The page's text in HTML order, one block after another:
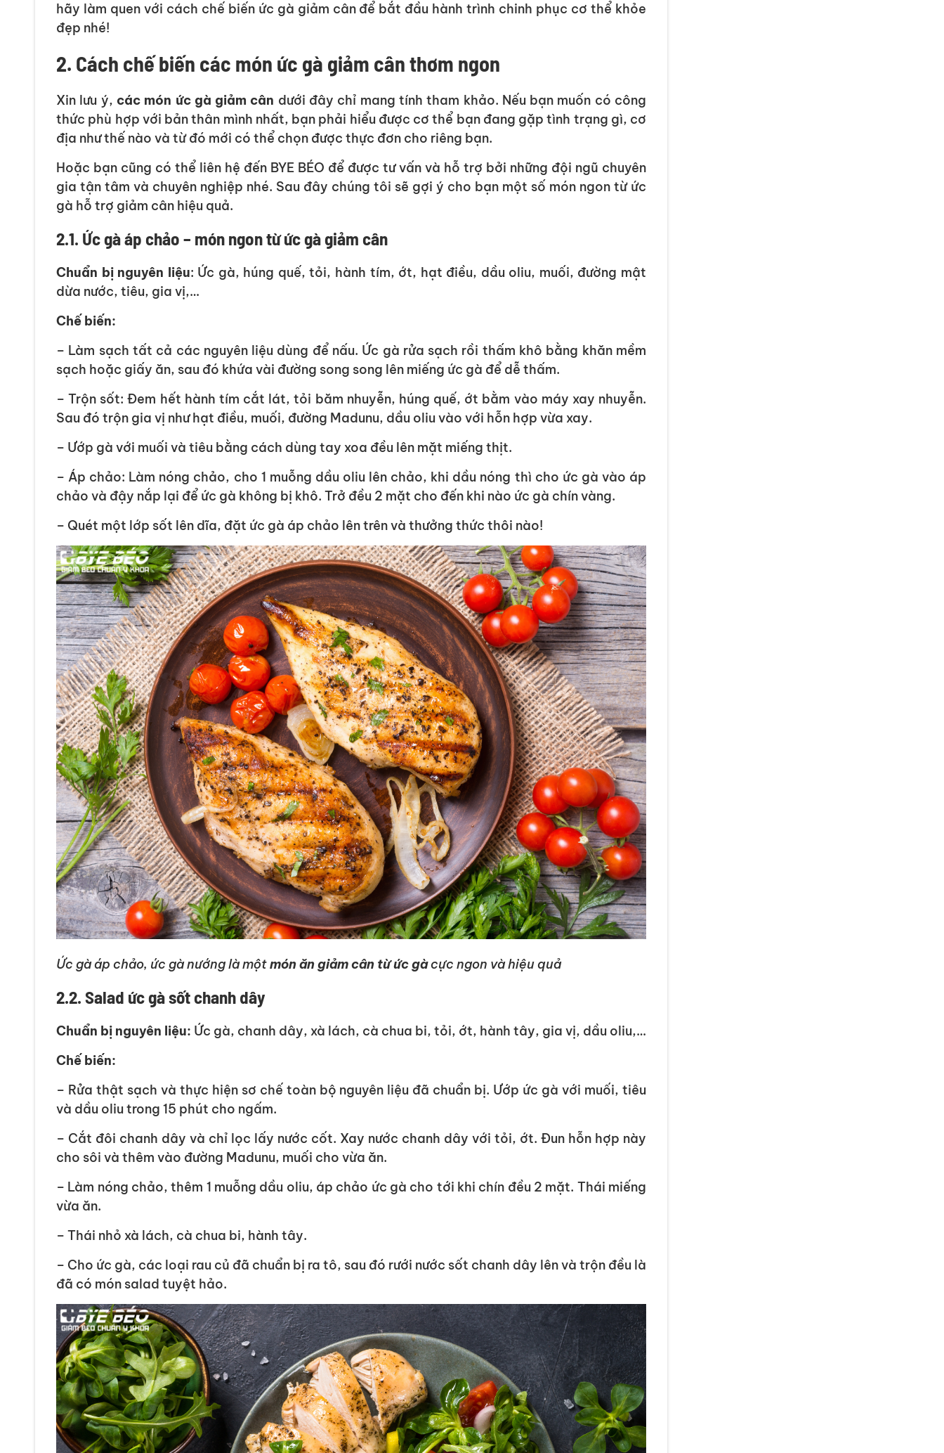
hãy làm quen với cách chế biến ức gà giảm cân để bắt đầu hành trình chinh phục cơ thể khỏe
đẹp nhé!
2. Cách chế biến các món ức gà giảm cân thơm ngon
Xin lưu ý, các món ức gà giảm cân dưới đây chỉ mang tính tham khảo. Nếu bạn muốn có công
thức phù hợp với bản thân mình nhất, bạn phải hiểu được cơ thể bạn đang gặp tình trạng gì, cơ
địa như thế nào và từ đó mới có thể chọn được thực đơn cho riêng bạn.
Hoặc bạn cũng có thể liên hệ đến BYE BÉO để được tư vấn và hỗ trợ bởi những đội ngũ chuyên
gia tận tâm và chuyên nghiệp nhé. Sau đây chúng tôi sẽ gợi ý cho bạn một số món ngon từ ức
gà hỗ trợ giảm cân hiệu quả.
2.1. Ức gà áp chảo – món ngon từ ức gà giảm cân
Chuẩn bị nguyên liệu: Ức gà, húng quế, tỏi, hành tím, ớt, hạt điều, dầu oliu, muối, đường mật
dừa nước, tiêu, gia vị,…
Chế biến:
– Làm sạch tất cả các nguyên liệu dùng để nấu. Ức gà rửa sạch rồi thấm khô bằng khăn mềm
sạch hoặc giấy ăn, sau đó khứa vài đường song song lên miếng ức gà để dễ thấm.
– Trộn sốt: Đem hết hành tím cắt lát, tỏi băm nhuyễn, húng quế, ớt bằm vào máy xay nhuyễn.
Sau đó trộn gia vị như hạt điều, muối, đường Madunu, dầu oliu vào với hỗn hợp vừa xay.
– Ướp gà với muối và tiêu bằng cách dùng tay xoa đều lên mặt miếng thịt.
– Áp chảo: Làm nóng chảo, cho 1 muỗng dầu oliu lên chảo, khi dầu nóng thì cho ức gà vào áp
chảo và đậy nắp lại để ức gà không bị khô. Trở đều 2 mặt cho đến khi nào ức gà chín vàng.
– Quét một lớp sốt lên dĩa, đặt ức gà áp chảo lên trên và thưởng thức thôi nào!
Ức gà áp chảo, ức gà nướng là mộtmón ăn giảm cân từ ức gàcực ngon và hiệu quả
2.2. Salad ức gà sốt chanh dây
Chuẩn bị nguyên liệu: Ức gà, chanh dây, xà lách, cà chua bi, tỏi, ớt, hành tây, gia vị, dầu oliu,…
Chế biến:
– Rửa thật sạch và thực hiện sơ chế toàn bộ nguyên liệu đã chuẩn bị. Ướp ức gà với muối, tiêu
và dầu oliu trong 15 phút cho ngấm.
– Cắt đôi chanh dây và chỉ lọc lấy nước cốt. Xay nước chanh dây với tỏi, ớt. Đun hỗn hợp này
cho sôi và thêm vào đường Madunu, muối cho vừa ăn.
– Làm nóng chảo, thêm 1 muỗng dầu oliu, áp chảo ức gà cho tới khi chín đều 2 mặt. Thái miếng
vừa ăn.
– Thái nhỏ xà lách, cà chua bi, hành tây.
– Cho ức gà, các loại rau củ đã chuẩn bị ra tô, sau đó rưới nước sốt chanh dây lên và trộn đều là
đã có món salad tuyệt hảo.